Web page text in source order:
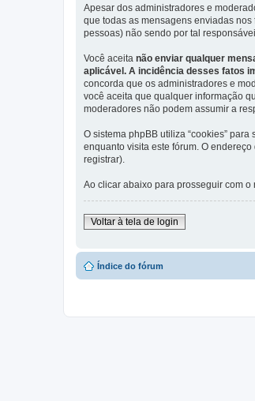
Apesar dos administradores e
que todas as mensagens enviadas
pessoas) não sendo por tal
Você aceita não enviar qualquer
aplicável. A incidência desses fatos
concorda que os administradores e
você aceita que qualquer informação
moderadores não podem assumir a
O sistema phpBB utiliza “cookies”
enquanto visita este fórum. O
registrar).
Ao clicar abaixo para prosseguir com
Voltar à tela de login
Índice do fórum